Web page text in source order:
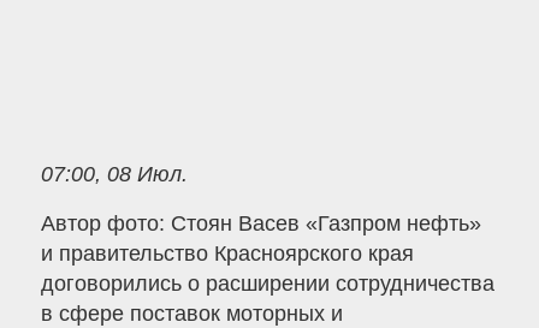
07:00, 08 Июл.
Автор фото: Стоян Васев «Газпром нефть»
и правительство Красноярского края
договорились о расширении сотрудничества
в сфере поставок моторных и